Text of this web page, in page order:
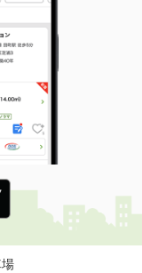
場